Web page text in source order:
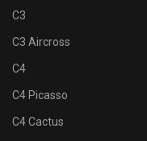
C3
C3 Aircross
C4
C4 Picasso
C4 Cactus